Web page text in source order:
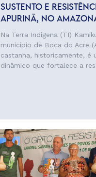
SUSTENTO E
APURINÃ, NO
Na Terra Indígena (TI)
município de Boca do Acre
castanha, historicamente, é
dinâmico que fortalece a